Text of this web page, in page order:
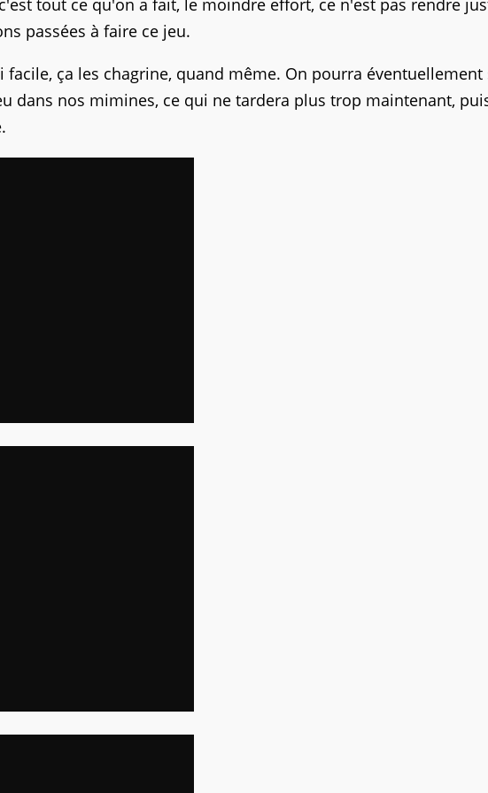
tout ce qu'on a fait, le moindre effort, ce n'est pas rendre
passées à faire ce jeu.
ça les chagrine, quand même. On pourra éventuellement
dans nos mimines, ce qui ne tardera plus trop maintenant,